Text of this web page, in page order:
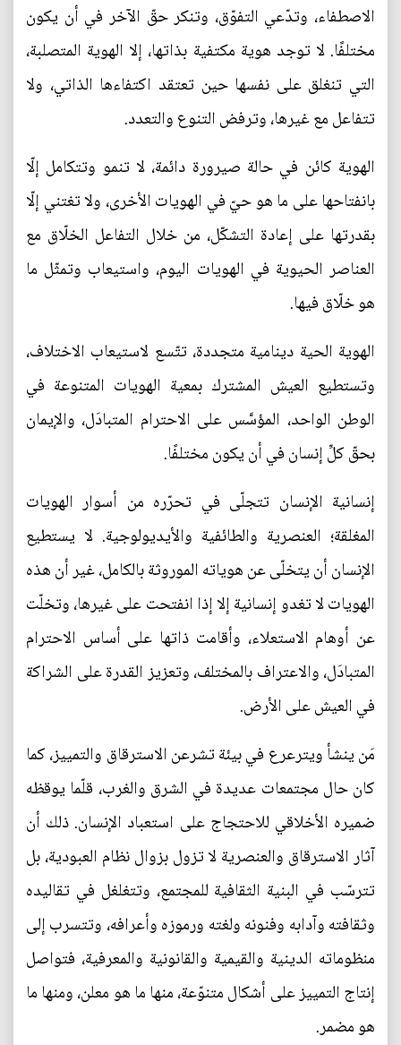
الاصطفاء، وتدّعي التفوّق، وتنكر حقّ الآخر في أن يكون
مختلفًا. لا توجد هوية مكتفية بذاتها، إلا الهوية المتصلبة،
التي تنغلق على نفسها حين تعتقد اكتفاءها الذاتي، ولا
تتفاعل مع غيرها، وترفض التنوع والتعدد.
الهوية كائن في حالة صيرورة دائمة، لا تنمو وتتكامل إلّا
بانفتاحها على ما هو حيّ في الهويات الأخرى، ولا تغتني إلّا
بقدرتها على إعادة التشكّل، من خلال التفاعل الخلّاق مع
العناصر الحيوية في الهويات اليوم، واستيعاب وتمثّل ما
هو خلّاق فيها.
الهوية الحية دينامية متجددة، تتّسع لاستيعاب الاختلاف،
وتستطيع العيش المشترك بمعية الهويات المتنوعة في
الوطن الواحد، المؤسَّس على الاحترام المتبادَل، والإيمان
بحقّ كلِّ إنسان في أن يكون مختلفًا.
إنسانية الإنسان تتجلّى في تحرّره من أسوار الهويات
المغلقة؛ العنصرية والطائفية والأيديولوجية. لا يستطيع
الإنسان أن يتخلّى عن هوياته الموروثة بالكامل، غير أن هذه
الهويات لا تغدو إنسانية إلا إذا انفتحت على غيرها، وتخلّت
عن أوهام الاستعلاء، وأقامت ذاتها على أساس الاحترام
المتبادَل، والاعتراف بالمختلف، وتعزيز القدرة على الشراكة
في العيش على الأرض.
مَن ينشأ ويترعرع في بيئة تشرعن الاسترقاق والتمييز، كما
كان حال مجتمعات عديدة في الشرق والغرب، قلّما يوقظه
ضميره الأخلاقي للاحتجاج على استعباد الإنسان. ذلك أن
آثار الاسترقاق والعنصرية لا تزول بزوال نظام العبودية، بل
تترسّب في البنية الثقافية للمجتمع، وتتغلغل في تقاليده
وثقافته وآدابه وفنونه ولغته ورموزه وأعرافه، وتتسرب إلى
منظوماته الدينية والقيمية والقانونية والمعرفية، فتواصل
إنتاج التمييز على أشكال متنوّعة، منها ما هو معلن، ومنها ما
هو مضمر.